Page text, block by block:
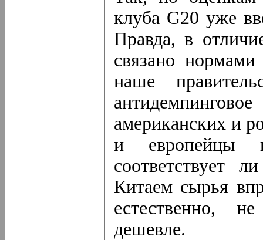
клуба G20 уже
Правда, в
связано
наше
американских и
и европейцы в
соответствует
Китаем сырья
естественно,
дешевле.